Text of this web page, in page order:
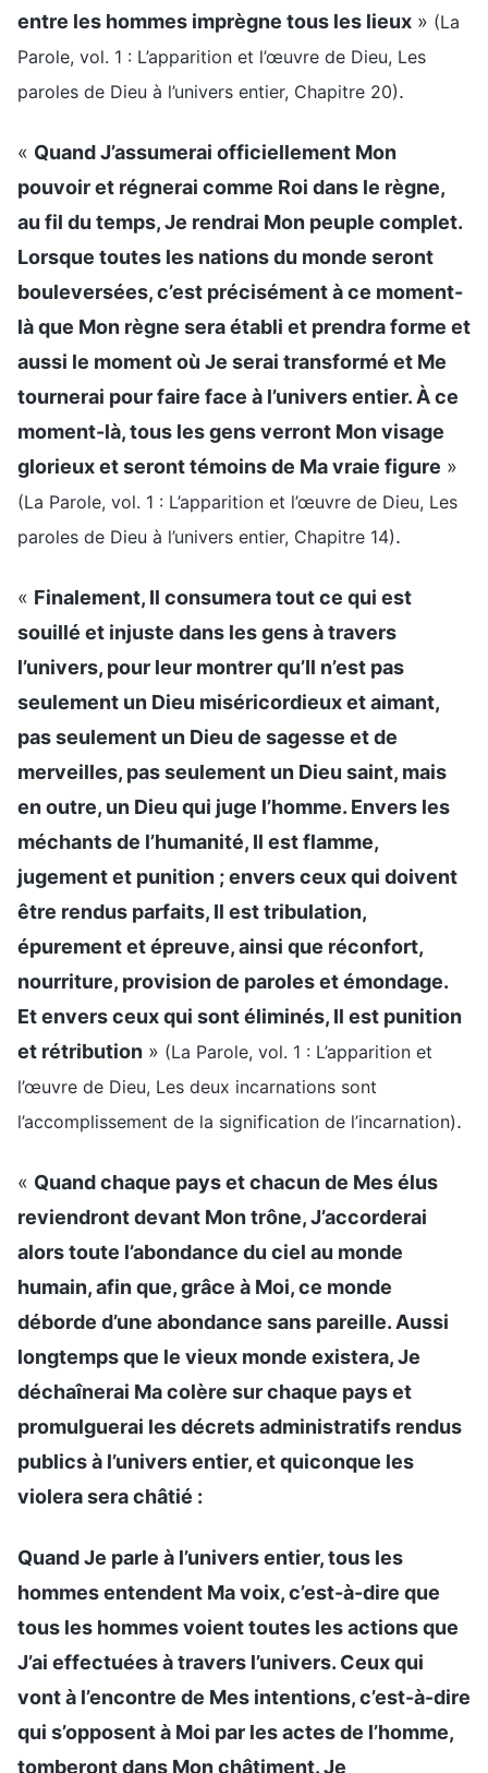
entre les hommes imprègne tous les lieux » (La
Parole, vol. 1 : L’apparition et l’œuvre de Dieu, Les
paroles de Dieu à l’univers entier, Chapitre 20).
« Quand J’assumerai officiellement Mon
pouvoir et régnerai comme Roi dans le règne,
au fil du temps, Je rendrai Mon peuple complet.
Lorsque toutes les nations du monde seront
bouleversées, c’est précisément à ce moment-
là que Mon règne sera établi et prendra forme et
aussi le moment où Je serai transformé et Me
tournerai pour faire face à l’univers entier. À ce
moment-là, tous les gens verront Mon visage
glorieux et seront témoins de Ma vraie figure »
(La Parole, vol. 1 : L’apparition et l’œuvre de Dieu, Les
paroles de Dieu à l’univers entier, Chapitre 14).
« Finalement, Il consumera tout ce qui est
souillé et injuste dans les gens à travers
l’univers, pour leur montrer qu’Il n’est pas
seulement un Dieu miséricordieux et aimant,
pas seulement un Dieu de sagesse et de
merveilles, pas seulement un Dieu saint, mais
en outre, un Dieu qui juge l’homme. Envers les
méchants de l’humanité, Il est flamme,
jugement et punition ; envers ceux qui doivent
être rendus parfaits, Il est tribulation,
épurement et épreuve, ainsi que réconfort,
nourriture, provision de paroles et émondage.
Et envers ceux qui sont éliminés, Il est punition
et rétribution » (La Parole, vol. 1 : L’apparition et
l’œuvre de Dieu, Les deux incarnations sont
l’accomplissement de la signification de l’incarnation).
« Quand chaque pays et chacun de Mes élus
reviendront devant Mon trône, J’accorderai
alors toute l’abondance du ciel au monde
humain, afin que, grâce à Moi, ce monde
déborde d’une abondance sans pareille. Aussi
longtemps que le vieux monde existera, Je
déchaînerai Ma colère sur chaque pays et
promulguerai les décrets administratifs rendus
publics à l’univers entier, et quiconque les
violera sera châtié :
Quand Je parle à l’univers entier, tous les
hommes entendent Ma voix, c’est-à-dire que
tous les hommes voient toutes les actions que
J’ai effectuées à travers l’univers. Ceux qui
vont à l’encontre de Mes intentions, c’est-à-dire
qui s’opposent à Moi par les actes de l’homme,
tomberont dans Mon châtiment. Je